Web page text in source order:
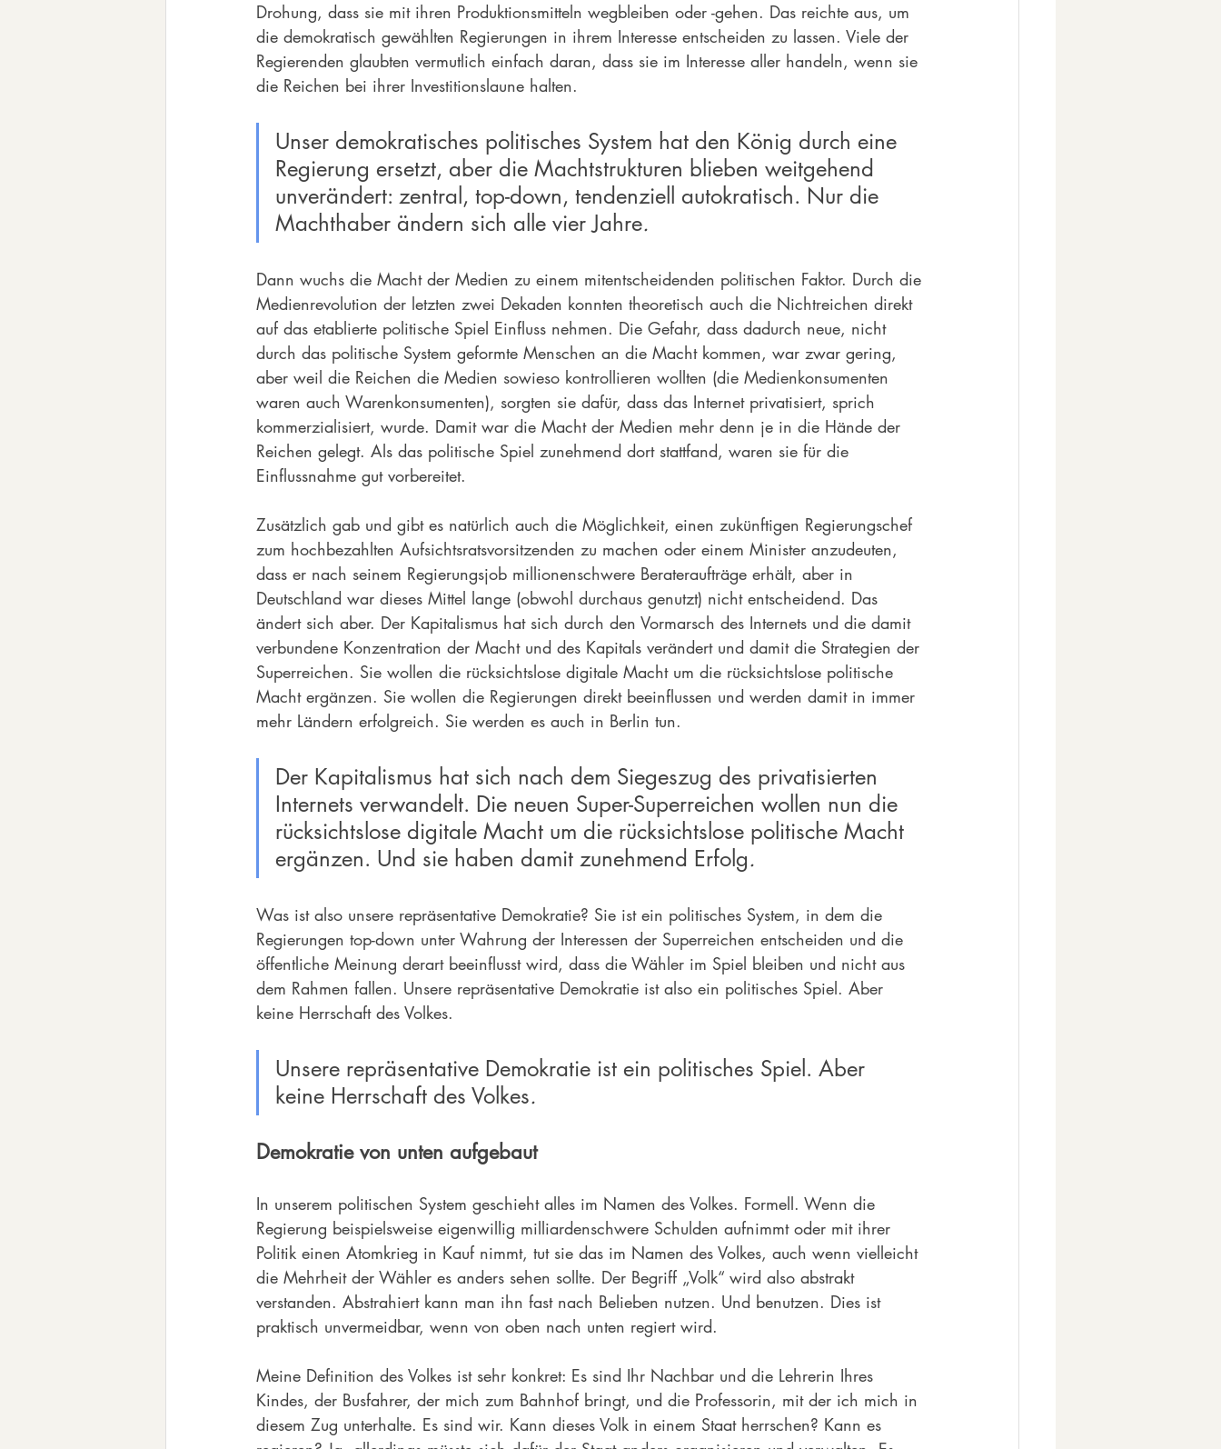
Drohung, dass sie mit ihren Produktionsmitteln wegbleiben oder -gehen. Das reichte aus, um
die demokratisch gewählten Regierungen in ihrem Interesse entscheiden zu lassen. Viele der
Regierenden glaubten vermutlich einfach daran, dass sie im Interesse aller handeln, wenn sie
die Reichen bei ihrer Investitionslaune halten.
Unser demokratisches politisches System hat den König durch eine
Regierung ersetzt, aber die Machtstrukturen blieben weitgehend
unverändert: zentral, top-down, tendenziell autokratisch. Nur die
Machthaber ändern sich alle vier Jahre.
Dann wuchs die Macht der Medien zu einem mitentscheidenden politischen Faktor. Durch die
Medienrevolution der letzten zwei Dekaden konnten theoretisch auch die Nichtreichen direkt
auf das etablierte politische Spiel Einfluss nehmen. Die Gefahr, dass dadurch neue, nicht
durch das politische System geformte Menschen an die Macht kommen, war zwar gering,
aber weil die Reichen die Medien sowieso kontrollieren wollten (die Medienkonsumenten
waren auch Warenkonsumenten), sorgten sie dafür, dass das Internet privatisiert, sprich
kommerzialisiert, wurde. Damit war die Macht der Medien mehr denn je in die Hände der
Reichen gelegt. Als das politische Spiel zunehmend dort stattfand, waren sie für die
Einflussnahme gut vorbereitet.
Zusätzlich gab und gibt es natürlich auch die Möglichkeit, einen zukünftigen Regierungschef
zum hochbezahlten Aufsichtsratsvorsitzenden zu machen oder einem Minister anzudeuten,
dass er nach seinem Regierungsjob millionenschwere Berateraufträge erhält, aber in
Deutschland war dieses Mittel lange (obwohl durchaus genutzt) nicht entscheidend. Das
ändert sich aber. Der Kapitalismus hat sich durch den Vormarsch des Internets und die damit
verbundene Konzentration der Macht und des Kapitals verändert und damit die Strategien der
Superreichen. Sie wollen die rücksichtslose digitale Macht um die rücksichtslose politische
Macht ergänzen. Sie wollen die Regierungen direkt beeinflussen und werden damit in immer
mehr Ländern erfolgreich. Sie werden es auch in Berlin tun.
Der Kapitalismus hat sich nach dem Siegeszug des privatisierten
Internets verwandelt. Die neuen Super-Superreichen wollen nun die
rücksichtslose digitale Macht um die rücksichtslose politische Macht
ergänzen. Und sie haben damit zunehmend Erfolg.
Was ist also unsere repräsentative Demokratie? Sie ist ein politisches System, in dem die
Regierungen top-down unter Wahrung der Interessen der Superreichen entscheiden und die
öffentliche Meinung derart beeinflusst wird, dass die Wähler im Spiel bleiben und nicht aus
dem Rahmen fallen. Unsere repräsentative Demokratie ist also ein politisches Spiel. Aber
keine Herrschaft des Volkes.
Unsere repräsentative Demokratie ist ein politisches Spiel. Aber
keine Herrschaft des Volkes.
Demokratie von unten aufgebaut
In unserem politischen System geschieht alles im Namen des Volkes. Formell. Wenn die
Regierung beispielsweise eigenwillig milliardenschwere Schulden aufnimmt oder mit ihrer
Politik einen Atomkrieg in Kauf nimmt, tut sie das im Namen des Volkes, auch wenn vielleicht
die Mehrheit der Wähler es anders sehen sollte. Der Begriff „Volk“ wird also abstrakt
verstanden. Abstrahiert kann man ihn fast nach Belieben nutzen. Und benutzen. Dies ist
praktisch unvermeidbar, wenn von oben nach unten regiert wird.
Meine Definition des Volkes ist sehr konkret: Es sind Ihr Nachbar und die Lehrerin Ihres
Kindes, der Busfahrer, der mich zum Bahnhof bringt, und die Professorin, mit der ich mich in
diesem Zug unterhalte. Es sind wir. Kann dieses Volk in einem Staat herrschen? Kann es